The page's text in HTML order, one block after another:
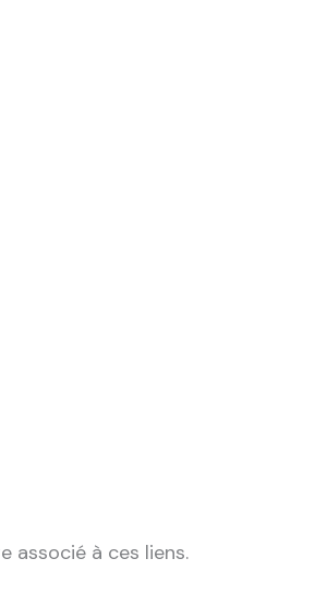
associé à ces liens.